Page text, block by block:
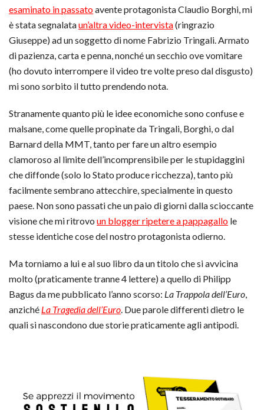
esaminato in passatoavente protagonista Claudio Borghi, mi
è stata segnalataun’altra video-intervista(ringrazio
Giuseppe) ad un soggetto di nome Fabrizio Tringali. Armato
di pazienza, carta e penna, nonché un secchio ove vomitare
(ho dovuto interrompere il video tre volte preso dal disgusto)
mi sono sorbito il tutto prendendo nota.
Stranamente quanto più le idee economiche sono confuse e
malsane, come quelle propinate da Tringali, Borghi, o dal
Barnard della MMT, tanto per fare un altro esempio
clamoroso al limite dell’incomprensibile per le stupidaggini
che diffonde (solo lo Stato produce ricchezza), tanto più
facilmente sembrano attecchire, specialmente in questo
paese. Non sono passati che un paio di giorni dalla scioccante
visione che mi ritrovo un blogger ripetere a pappagallo le
stesse identiche cose del nostro protagonista odierno.
Ma torniamo a lui e al suo libro da un titolo che si avvicina
molto (praticamente tranne 4 lettere) a quello di Philipp
Bagus da me pubblicato l’anno scorso: La Trappola dell’Euro
anziché La Tragedia dell’Euro . Due parole differenti dietro le
quali si nascondono due storie praticamente agli antipodi.